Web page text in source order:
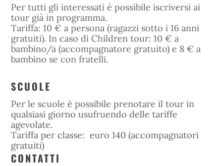
Per tutti gli interessati è possibile iscriversi ai
tour già in programma.
Tariffa: 10 € a persona (ragazzi sotto i 16 anni
gratuiti). In caso di Children tour: 10 € a
bambino/a (accompagnatore gratuito) e 8 € a
bambino se con fratelli.
SCUOLE
Per le scuole è possibile prenotare il tour in
qualsiasi giorno usufruendo delle tariffe
agevolate.
Tariffa per classe: euro 140 (accompagnatori
gratuiti)
CONTATTI